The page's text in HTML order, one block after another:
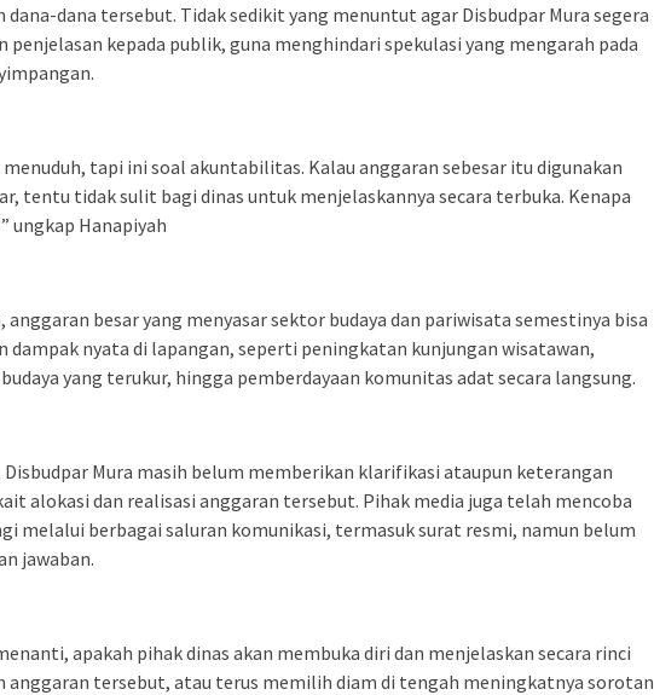
dana-dana tersebut. Tidak sedikit yang menuntut agar Disbudpar Mura segera
penjelasan kepada publik, guna menghindari spekulasi yang mengarah pada
tapi ini soal akuntabilitas. Kalau anggaran sebesar itu digunakan
tentu tidak sulit bagi dinas untuk menjelaskannya secara terbuka. Kenapa
ungkap Hanapiyah
anggaran besar yang menyasar sektor budaya dan pariwisata semestinya bisa
dampak nyata di lapangan, seperti peningkatan kunjungan wisatawan,
yang terukur, hingga pemberdayaan komunitas adat secara langsung.
Mura masih belum memberikan klarifikasi ataupun keterangan
alokasi dan realisasi anggaran tersebut. Pihak media juga telah mencoba
melalui berbagai saluran komunikasi, termasuk surat resmi, namun belum
jawaban.
apakah pihak dinas akan membuka diri dan menjelaskan secara rinci
anggaran tersebut, atau terus memilih diam di tengah meningkatnya sorotan